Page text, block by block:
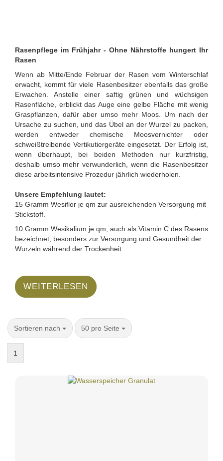
Rasenpflege im Frühjahr - Ohne Nährstoffe hungert Ihr
Rasen
Wenn ab Mitte/Ende Februar der Rasen vom Winterschlaf
erwacht, kommt für viele Rasenbesitzer ebenfalls das große
Erwachen. Anstelle einer saftig grünen und wüchsigen
Rasenfläche, erblickt das Auge eine gelbe Fläche mit wenig
Graspflanzen, dafür aber umso mehr Moos. Um nach der
Ursache zu suchen, und das Übel an der Wurzel zu packen,
werden entweder chemische Moosvernichter oder
schweißtreibende Vertikutiergeräte eingesetzt. Der Erfolg ist,
wenn überhaupt, bei beiden Methoden nur kurzfristig,
deshalb umso mehr verwunderlich, wenn die Rasenbesitzer
diese arbeitsintensive Prozedur jährlich wiederholen.
Unsere Empfehlung lautet:
15 Gramm Wesiflor je qm zur ausreichenden Versorgung mit
Stickstoff.
10 Gramm Wesikalium je qm, auch als Vitamin C des Rasens
bezeichnet, besonders zur Versorgung und Gesundheit der
Wurzeln während der Trockenheit.
WEITERLESEN
Sortieren nach 50 pro Seite
1